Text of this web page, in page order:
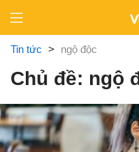
content
Tin tức > ngộ độc
Chủ đề: ngộ